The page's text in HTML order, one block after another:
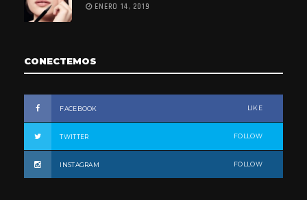
ENERO 14, 2019
CONECTEMOS
FACEBOOK LIKE
TWITTER FOLLOW
INSTAGRAM FOLLOW